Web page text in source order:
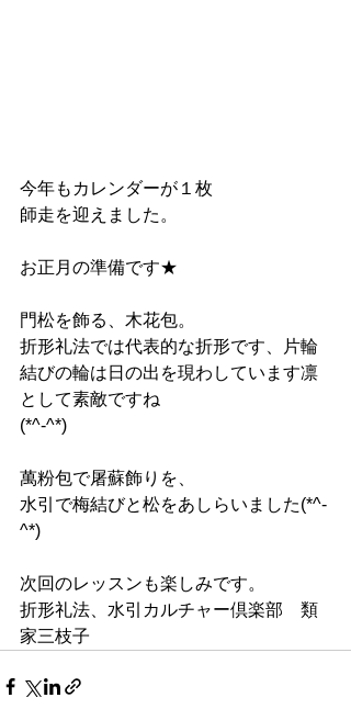
今年もカレンダーが１枚
師走を迎えました。
お正月の準備です★
門松を飾る、木花包。
折形礼法では代表的な折形です、片輪
結びの輪は日の出を現わしています凛
として素敵ですね
(*^-^*)
萬粉包で屠蘇飾りを、
水引で梅結びと松をあしらいました(*^-
^*)
次回のレッスンも楽しみです。
折形礼法、水引カルチャー倶楽部　類
家三枝子